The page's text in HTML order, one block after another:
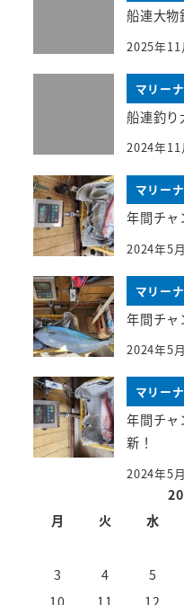
船連大物
2025年11
マリーナ
船連釣り
2024年11
マリーナ
年間チャ
2024年5
マリーナ
年間チャ
2024年5
マリーナ
年間チャ
新！
2024年5
月
火 水
3
4 5
10
11 12